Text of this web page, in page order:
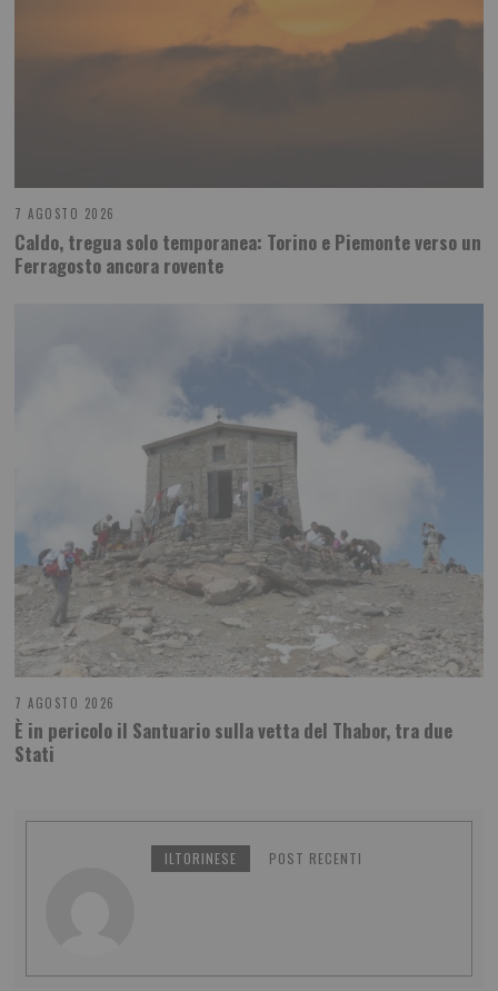
7 AGOSTO 2026
Caldo, tregua solo temporanea: Torino e Piemonte verso un
Ferragosto ancora rovente
7 AGOSTO 2026
È in pericolo il Santuario sulla vetta del Thabor, tra due
Stati
ILTORINESE POST RECENTI